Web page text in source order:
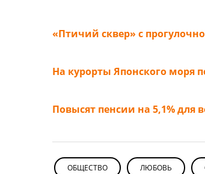
«Птичий сквер» с
На курорты Японского моря
Повысят пенсии на 5,1% для
ОБЩЕСТВО ЛЮБОВЬ